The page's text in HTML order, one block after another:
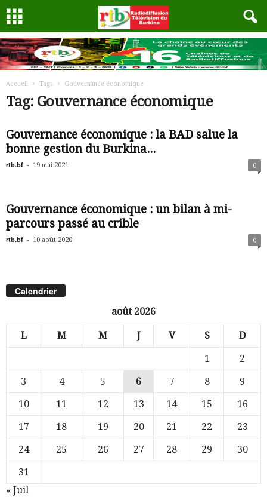
Accueil Tags Gouvernance économique
Tag: Gouvernance économique
Gouvernance économique : la BAD salue la
bonne gestion du Burkina...
rtb.bf - 19 mai 2021 0
Gouvernance économique : un bilan à mi-
parcours passé au crible
rtb.bf - 10 août 2020 0
Calendrier
août 2026
L M M J V S D
1
2
3
4 5 6 7 8
9
10
11 12 13 14 15
16
17
18 19 20 21 22
23
24
25 26 27 28 29
30
31
« Juil